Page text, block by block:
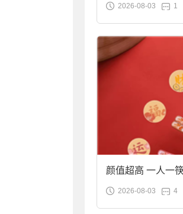
袋装9.9元到手
2026-08-03 1
颜值超高 一人一
合金筷子大促：
2026-08-03 4